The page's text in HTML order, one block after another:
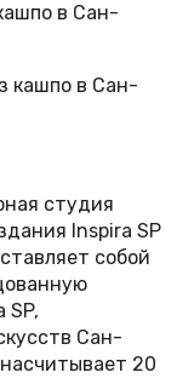
в Сан-
студия
Inspira SP
собой
SP,
Сан-
20